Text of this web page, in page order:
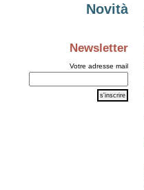
Novità
Newsletter
Votre adresse mail